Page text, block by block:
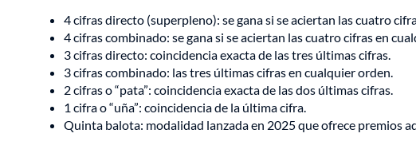
4 cifras directo (superpleno): se gana si se aciertan las cuatro
4 cifras combinado: se gana si se aciertan las cuatro cifras en
3 cifras directo: coincidencia exacta de las tres últimas cifras.
3 cifras combinado: las tres últimas cifras en cualquier orden.
2 cifras o “pata”: coincidencia exacta de las dos últimas cifras.
1 cifra o “uña”: coincidencia de la última cifra.
Quinta balota: modalidad lanzada en 2025 que ofrece premios